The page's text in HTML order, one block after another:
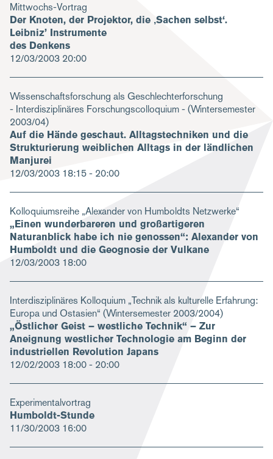
Mittwochs-Vortrag
Der Knoten, der Projektor, die ‚Sachen selbst‘.
Leibniz’ Instrumente
des Denkens
12/03/2003 20:00
Wissenschaftsforschung als Geschlechterforschung
- Interdisziplinäres Forschungscolloquium - (Wintersemester
2003/04)
Auf die Hände geschaut. Alltagstechniken und die
Strukturierung weiblichen Alltags in der ländlichen
Manjurei
12/03/2003 18:15 - 20:00
Kolloquiumsreihe „Alexander von Humboldts Netzwerke“
„Einen wunderbareren und großartigeren
Naturanblick habe ich nie genossen“: Alexander von
Humboldt und die Geognosie der Vulkane
12/03/2003 18:00
Interdisziplinäres Kolloquium „Technik als kulturelle Erfahrung:
Europa und Ostasien“ (Wintersemester 2003/2004)
„Östlicher Geist – westliche Technik“ – Zur
Aneignung westlicher Technologie am Beginn der
industriellen Revolution Japans
12/02/2003 18:00 - 20:00
Experimentalvortrag
Humboldt-Stunde
11/30/2003 16:00